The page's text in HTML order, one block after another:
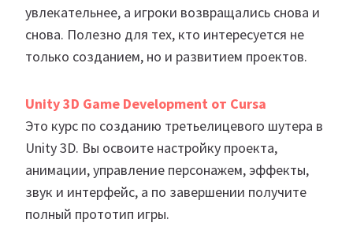
увлекательнее, а игроки возвращались снова и
снова. Полезно для тех, кто интересуется не
только созданием, но и развитием проектов.
Unity 3D Game Development от Cursa
Это курс по созданию третьелицевого шутера в
Unity 3D. Вы освоите настройку проекта,
анимации, управление персонажем, эффекты,
звук и интерфейс, а по завершении получите
полный прототип игры.